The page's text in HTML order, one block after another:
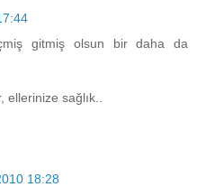
gitmiş olsun bir daha da
sağlık..
18:28